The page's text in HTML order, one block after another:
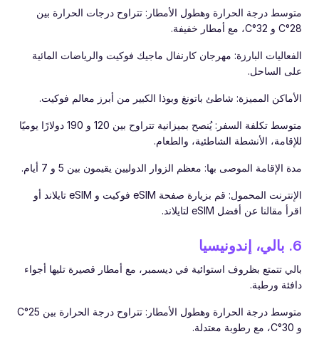
متوسط درجة الحرارة وهطول الأمطار: تتراوح درجات الحرارة بين
28°C و 32°C، مع أمطار خفيفة.
الفعاليات البارزة: مهرجان كارنفال ماجيك فوكيت والرياضات المائية
على الساحل.
الأماكن المميزة: شاطئ باتونغ وبوذا الكبير من أبرز معالم فوكيت.
متوسط تكلفة السفر: يُنصح بميزانية تتراوح بين 120 و 190 دولارًا يوميًا
للإقامة، الأنشطة الشاطئية، والطعام.
مدة الإقامة الموصى بها: معظم الزوار الدوليين يقيمون بين 5 و 7 أيام.
الإنترنت المحمول: قم بزيارة صفحة eSIM فوكيت و eSIM تايلاند أو
اقرأ مقالنا عن أفضل eSIM لتايلاند.
6. بالي، إندونيسيا
بالي تتمتع بظروف استوائية في ديسمبر، مع أمطار قصيرة تليها أجواء
دافئة ورطبة.
متوسط درجة الحرارة وهطول الأمطار: تتراوح درجة الحرارة بين 25°C
و 30°C، مع رطوبة معتدلة.